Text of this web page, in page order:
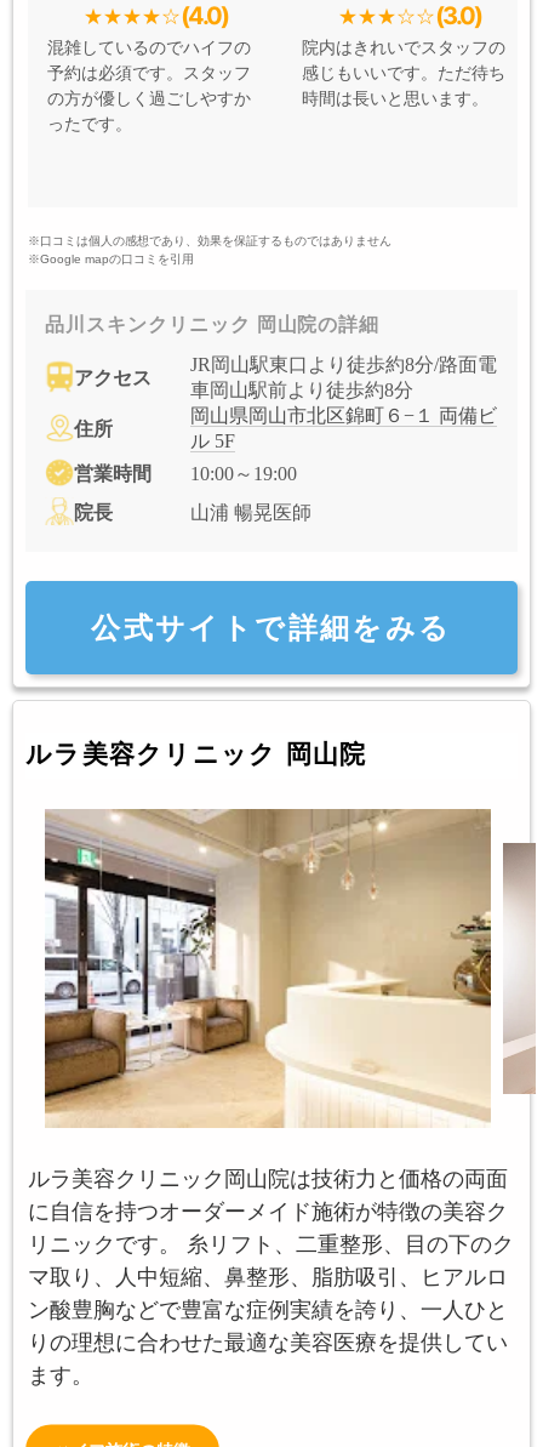
(4.0)
混雑しているのでハイフの
予約は必須です。スタッフ
の方が優しく過ごしやすか
ったです。
(3.0)
院内はきれいでスタッフの
感じもいいです。ただ待ち
時間は長いと思います。
※口コミは個人の感想であり、効果を保証するものではありません
※Google mapの口コミを引用
品川スキンクリニック 岡山院の詳細
アクセス
JR岡山駅東口より徒歩約8分/路面電
車岡山駅前より徒歩約8分
住所
岡山県岡山市北区錦町６−１ 両備ビ
ル 5F
営業時間
10:00～19:00
院長
山浦 暢晃医師
公式サイトで詳細をみる
ルラ美容クリニック 岡山院
ルラ美容クリニック岡山院は技術力と価格の両面
に自信を持つオーダーメイド施術が特徴の美容ク
リニックです。 糸リフト、二重整形、目の下のク
マ取り、人中短縮、鼻整形、脂肪吸引、ヒアルロ
ン酸豊胸などで豊富な症例実績を誇り、一人ひと
りの理想に合わせた最適な美容医療を提供してい
ます。